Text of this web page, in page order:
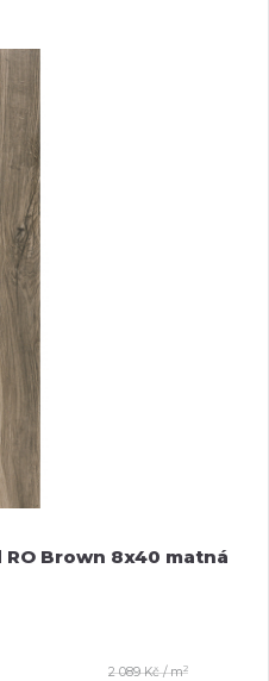
Brown 8x40 matná
2 089 Kč / m2